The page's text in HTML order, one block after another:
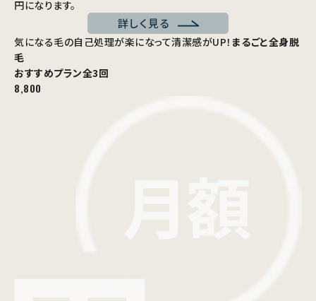
円になります。
詳しく見る
気になる毛の自己処理が楽になって清潔感がUP！ まるごと全身脱
毛
おすすめプラン全3回
8,800